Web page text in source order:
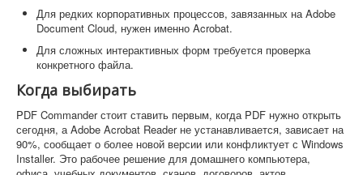
Для редких корпоративных процессов, завязанных на Adobe
Document Cloud, нужен именно Acrobat.
Для сложных интерактивных форм требуется проверка
конкретного файла.
Когда выбирать
PDF Commander стоит ставить первым, когда PDF нужно открыть
сегодня, а Adobe Acrobat Reader не устанавливается, зависает на
90%, сообщает о более новой версии или конфликтует с Windows
Installer. Это рабочее решение для домашнего компьютера,